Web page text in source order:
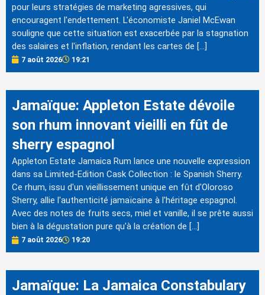
pour leurs stratégies de marketing agressives, qui
encouragent l'endettement. L'économiste Janiel McEwan
souligne que cette situation est exacerbée par la stagnation
des salaires et l'inflation, rendant les cartes de […]
7 août 2026 19:21
Jamaïque: Appleton Estate dévoile
son rhum innovant vieilli en fût de
sherry espagnol
Appleton Estate Jamaica Rum lance une nouvelle expression
dans sa Limited-Edition Cask Collection : le Spanish Sherry.
Ce rhum, issu d'un vieillissement unique en fût d'Oloroso
Sherry, allie l'authenticité jamaïcaine à l'héritage espagnol.
Avec des notes de fruits secs, miel et vanille, il se prête aussi
bien à la dégustation pure qu'à la création de […]
7 août 2026 19:20
Jamaïque: La Jamaica Constabulary